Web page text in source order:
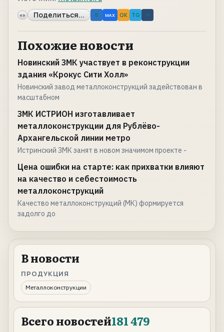
«» Поделиться... B MAX OK TG ↗
Похожие новости
Новинский ЗМК участвует в реконструкции
здания «Крокус Сити Холл»
Новинский завод металлоконструкций задействован в
масштабном
ЗМК ИСТРИОН изготавливает
металлоконструкции для Рублёво-
Архангельской линии метро
Истринский ЗМК занят в новом значимом проекте -
Цена ошибки на старте: как прихватки влияют
на качество и себестоимость
металлоконструкций
Качество металлоконструкций (МК) формируется
задолго до
В новости
ПРОДУКЦИЯ
Металлоконструкции
Всего новостей181 479